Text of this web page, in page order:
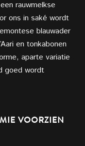
rauwmelkse
ons in saké wordt
blauwader
en tonkabonen
aparte variatie
goed wordt
VOORZIEN